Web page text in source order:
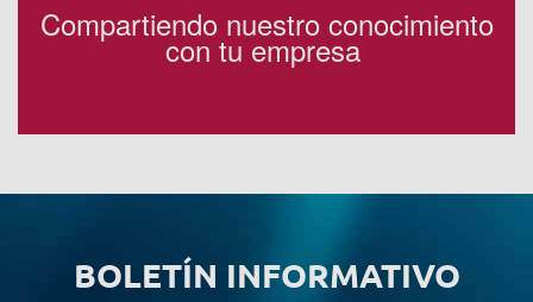
Compartiendo nuestro conocimiento
con tu empresa
BOLETÍN INFORMATIVO